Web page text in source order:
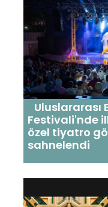
Uluslararası
Festivali'nde
özel tiyatro
sahnelendi